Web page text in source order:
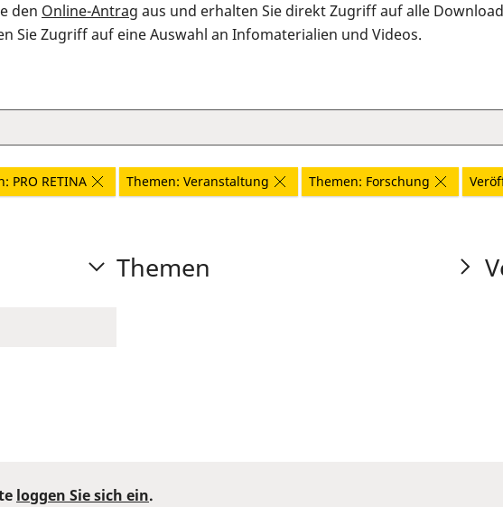
den Online-Antrag aus und erhalten Sie direkt Zugriff auf alle
Sie Zugriff auf eine Auswahl an Infomaterialien und Videos.
PRO RETINA Themen: Veranstaltung Themen: Forschung
Themen
loggen Sie sich ein.